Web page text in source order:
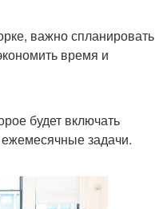
важно спланировать
время и
будет включать
задачи.